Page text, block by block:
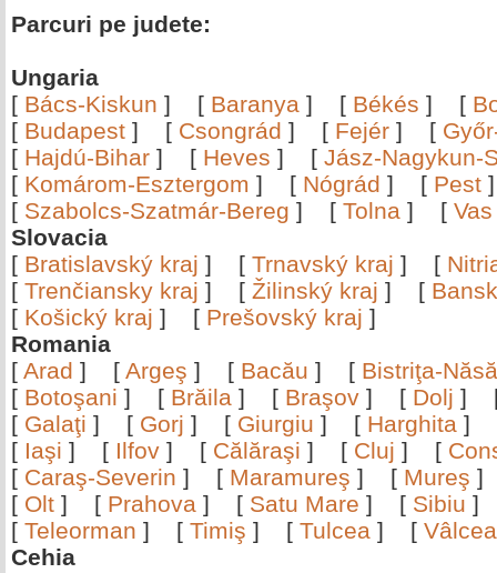
Parcuri pe judete:
Ungaria
[ Bács-Kiskun ] [ Baranya ] [ Békés ] [
[ Budapest ] [ Csongrád ] [ Fejér ] [
[ Hajdú-Bihar ] [ Heves ] [ Jász-Nagykun-
[ Komárom-Esztergom ] [ Nógrád ] [ Pest
[ Szabolcs-Szatmár-Bereg ] [ Tolna ] [ Vas
Slovacia
[ Bratislavský kraj ] [ Trnavský kraj ] [
[ Trenčiansky kraj ] [ Žilinský kraj ] [
[ Košický kraj ] [ Prešovský kraj ]
Romania
[ Arad ] [ Argeş ] [ Bacău ] [ Bistriţa-
[ Botoşani ] [ Brăila ] [ Braşov ] [ Dolj ]
[ Galaţi ] [ Gorj ] [ Giurgiu ] [ Harghita ]
[ Iaşi ] [ Ilfov ] [ Călăraşi ] [ Cluj ] [
[ Caraş-Severin ] [ Maramureş ] [ Mureş
[ Olt ] [ Prahova ] [ Satu Mare ] [ Sibiu
[ Teleorman ] [ Timiş ] [ Tulcea ] [
Cehia